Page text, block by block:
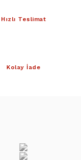
Hızlı Teslimat
Kolay İade